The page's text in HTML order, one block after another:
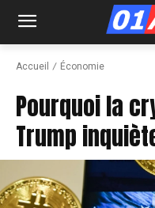
Accueil Économie
Pourquoi la
Trump